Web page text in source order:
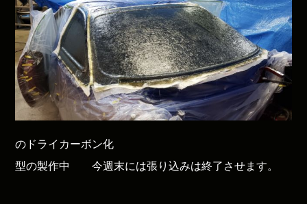
のドライカーボン化
型の製作中 今週末には張り込みは終了させます。